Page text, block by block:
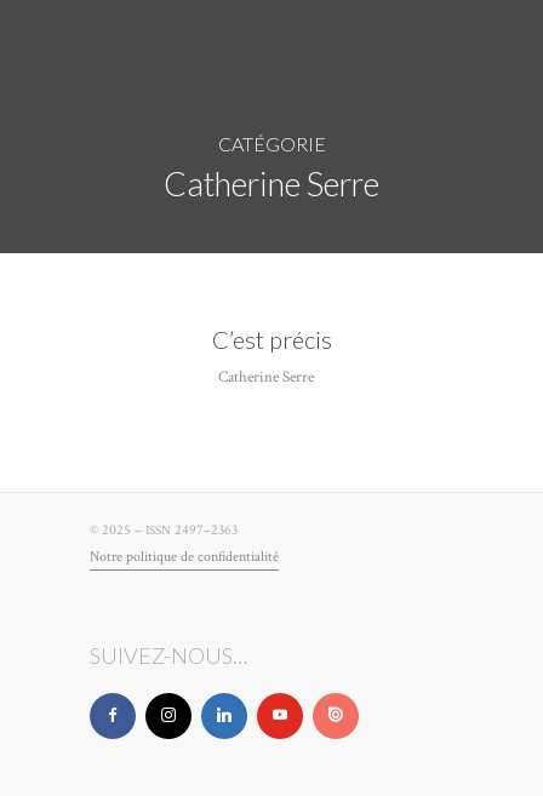
CATÉGORIE
Catherine Serre
C’est précis
Catherine Serre
© 2025 – ISSN 2497–2363
Notre poli­tique de confidentialité
SUIVEZ-NOUS…